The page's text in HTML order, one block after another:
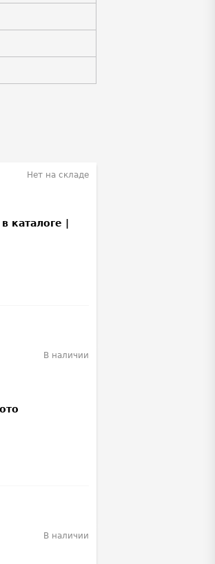
Нет на складе
В наличии
В наличии